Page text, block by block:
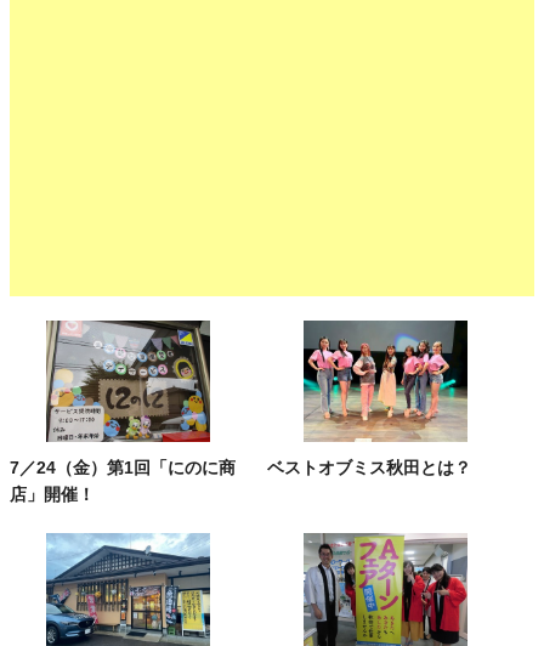
7／24（金）第1回「にのに商
店」開催！
ベストオブミス秋田とは？